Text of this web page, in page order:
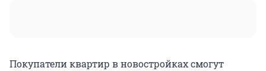
Покупатели квартир в новостройках смогут